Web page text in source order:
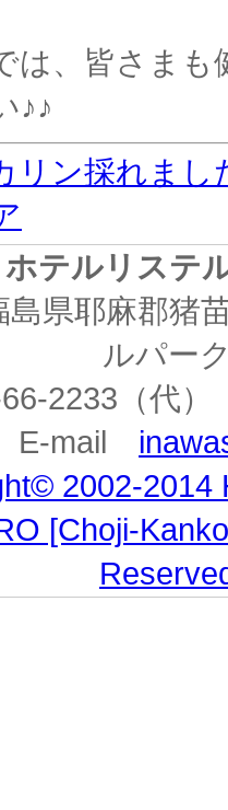
皆さまも健
♪♪
リン採れまし
ホテルリステ
島県耶麻郡猪
ルパー
2233（代
mail
2002-2014
[Choji-